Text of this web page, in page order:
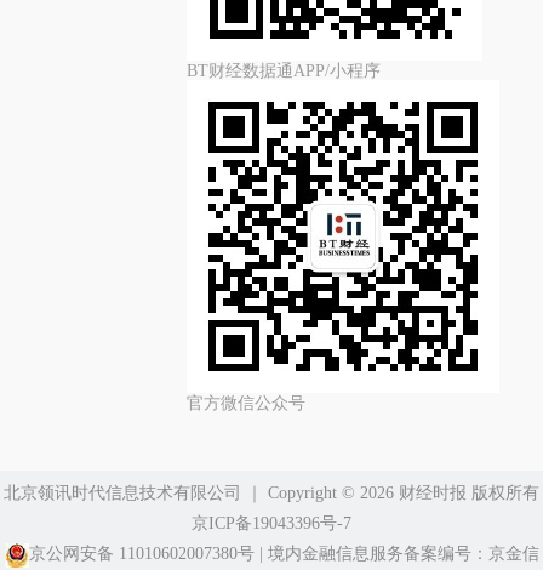
BT财经数据通APP/小程序
官方微信公众号
北京领讯时代信息技术有限公司
｜ Copyright ©️ 2026 财经时报 版权所有
京ICP备19043396号-7
京公网安备 11010602007380号| 境内金融信息服务备案编号：京金信